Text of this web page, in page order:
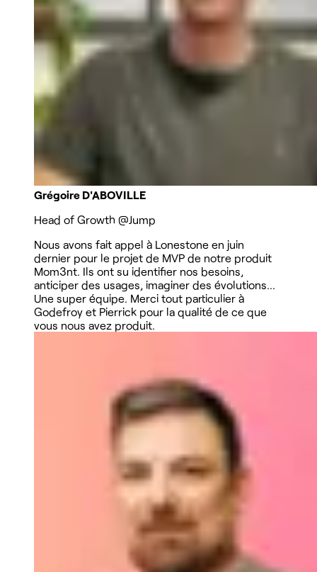
Grégoire D'ABOVILLE
Head of Growth @Jump
Nous avons fait appel à Lonestone en juin
dernier pour le projet de MVP de notre produit
Mom3nt. Ils ont su identifier nos besoins,
anticiper des usages, imaginer des évolutions...
Une super équipe. Merci tout particulier à
Godefroy et Pierrick pour la qualité de ce que
vous nous avez produit.